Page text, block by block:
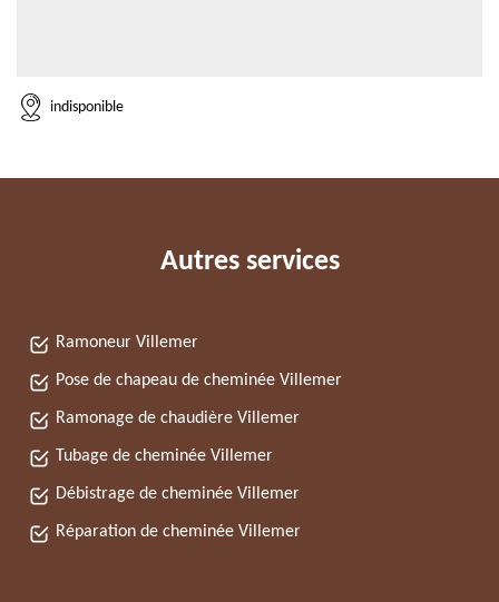
indisponible
Autres services
Ramoneur Villemer
Pose de chapeau de cheminée Villemer
Ramonage de chaudière Villemer
Tubage de cheminée Villemer
Débistrage de cheminée Villemer
Réparation de cheminée Villemer